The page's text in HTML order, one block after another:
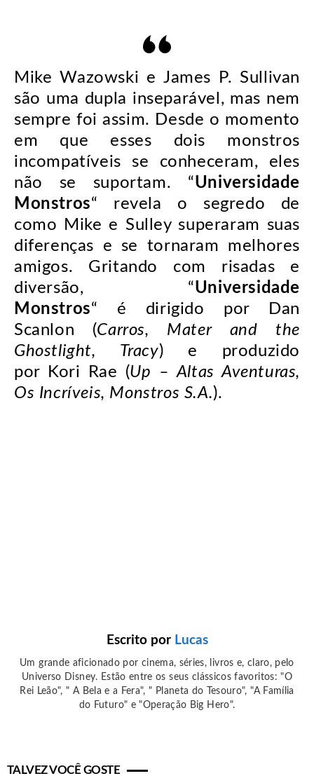
Mike Wazowski e James P. Sullivan
são uma dupla inseparável, mas nem
sempre foi assim. Desde o momento
em que esses dois monstros
incompatíveis se conheceram, eles
não se suportam. “Universidade
Monstros“ revela o segredo de
como Mike e Sulley superaram suas
diferenças e se tornaram melhores
amigos. Gritando com risadas e
diversão, “Universidade
Monstros“ é dirigido por Dan
Scanlon (Carros, Mater and the
Ghostlight, Tracy) e produzido
por Kori Rae (Up – Altas Aventuras,
Os Incríveis, Monstros S.A.).
Escrito por Lucas
Um grande aficionado por cinema, séries, livros e, claro, pelo
Universo Disney. Estão entre os seus clássicos favoritos: "O
Rei Leão", " A Bela e a Fera", " Planeta do Tesouro", "A Família
do Futuro" e "Operação Big Hero".
TALVEZ VOCÊ GOSTE